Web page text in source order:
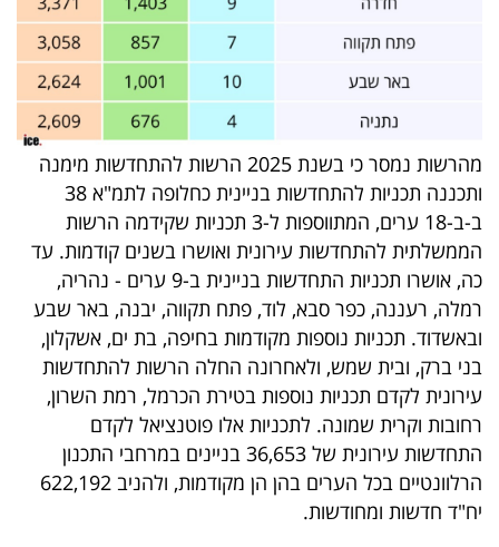
מהרשות נמסר כי בשנת 2025 הרשות להתחדשות מימנה
ותכננה תכניות להתחדשות בניינית כחלופה לתמ"א 38
ב-ב-18 ערים, המתווספות ל-3 תכניות שקידמה הרשות
הממשלתית להתחדשות עירונית ואושרו בשנים קודמות. עד
כה, אושרו תכניות התחדשות בניינית ב-9 ערים - נהריה,
רמלה, רעננה, כפר סבא, לוד, פתח תקווה, יבנה, באר שבע
ובאשדוד. תכניות נוספות מקודמות בחיפה, בת ים, אשקלון,
בני ברק, ובית שמש, ולאחרונה החלה הרשות להתחדשות
עירונית לקדם תכניות נוספות בטירת הכרמל, רמת השרון,
רחובות וקרית שמונה. לתכניות אלו פוטנציאל לקדם
התחדשות עירונית של 36,653 בניינים במרחבי התכנון
הרלוונטיים בכל הערים בהן הן מקודמות, ולהניב 622,192
יח"ד חדשות ומחודשות.